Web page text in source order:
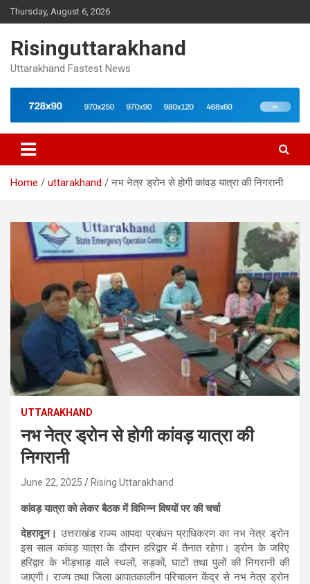
Skip
to
Thursday, August 6, 2026
Risinguttarakhand
Uttarakhand Fastest News
Home uttarakhand नभ नेत्र ड्रोन से होगी कांवड़ यात्रा की निगरानी
UTTARAKHAND
नभ नेत्र ड्रोन से होगी कांवड़ यात्रा की
निगरानी
June 22, 2025 Rising Uttarakhand
कांवड़ यात्रा को लेकर बैठक में विभिन्न विषयों पर की चर्चा
देहरादून। उत्तराखंड राज्य आपदा प्रबंधन प्राधिकरण का नभ नेत्र ड्रोन
इस साल कांवड़ यात्रा के दौरान हरिद्वार में तैनात रहेगा। ड्रोन के जरिए
हरिद्वार के भीड़भाड़ वाले स्थलों, सड़कों, घाटों तथा पुलों की निगरानी की
जाएगी। राज्य तथा जिला आपातकालीन परिचालन केंद्र से नभ नेत्र ड्रोन